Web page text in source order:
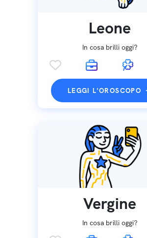
Leone
In cosa brilli oggi?
LEGGI L'OROSCOPO
Vergine
In cosa brilli oggi?